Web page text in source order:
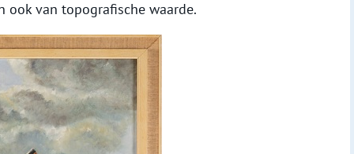
van topografische waarde.